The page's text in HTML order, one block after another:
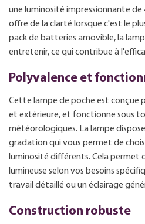
une luminosité impressionnante
offre de la clarté lorsque c'est le
pack de batteries amovible, la
entretenir, ce qui contribue à
Polyvalence et
Cette lampe de poche est conçue
et extérieure, et fonctionne sous
météorologiques. La lampe
gradation qui vous permet de
luminosité différents. Cela permet
lumineuse selon vos besoins
travail détaillé ou un éclairage
Construction robuste